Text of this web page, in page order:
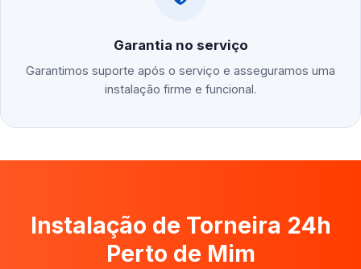
Garantia no serviço
Garantimos suporte após o serviço e asseguramos uma
instalação firme e funcional.
Instalação de Torneira 24h
Perto de Mim